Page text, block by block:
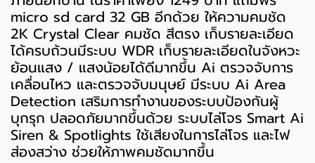
micro sd card 32 GB อีกด้วย ให้ความคมชัด
2K Crystal Clear คมชัด สีตรง เก็บรายละเอียด
ได้ครบถ้วนมีระบบ WDR เก็บรายละเอียดในจังหวะ
ย้อนแสง / แสงน้อยได้ดีมากขึ้น Ai ตรวจจับการ
เคลื่อนไหว และตรวจจับมนุษย์ มีระบบ Ai Area
Detection เสริมการทำงานของระบบป้องกันผู้
บุกรุก ปลอดภัยมากขึ้นด้วย ระบบไล่โจร Smart Ai
Siren & Spotlights ใช้เสียงในการไล่โจร และไฟ
ส่องสว่าง ช่วยให้ภาพคมชัดมากขึ้น